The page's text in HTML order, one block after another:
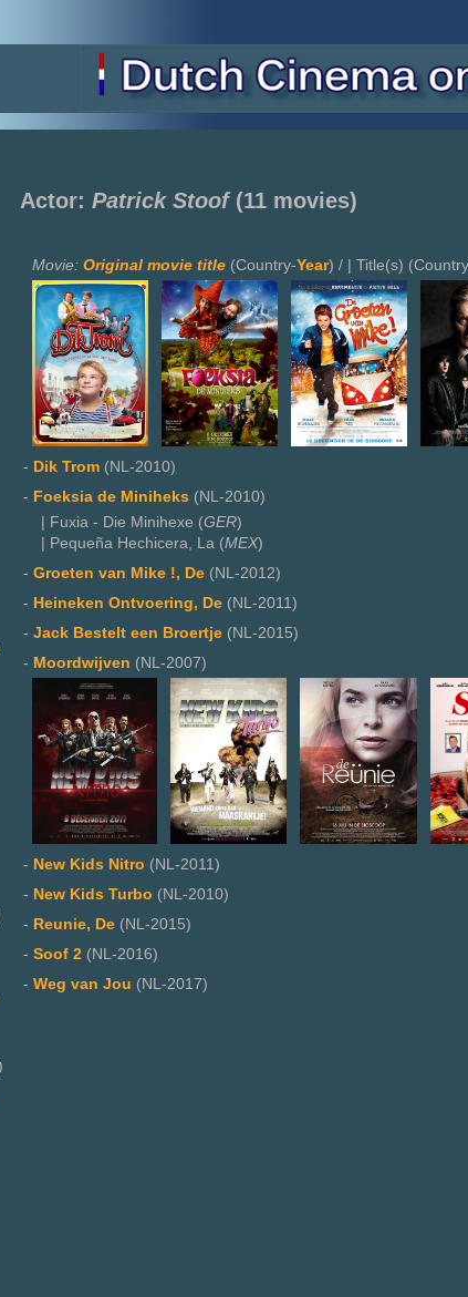
Actor: Patrick Stoof(11 movies)
Movie: Original movie title (Country-Year) / | Title(s)
- Dik Trom (NL-2010)
- Foeksia de Miniheks (NL-2010)
| Fuxia - Die Minihexe (GER)
| Pequeña Hechicera, La (MEX)
- Groeten van Mike !, De (NL-2012)
- Heineken Ontvoering, De (NL-2011)
- Jack Bestelt een Broertje (NL-2015)
- Moordwijven (NL-2007)
- New Kids Nitro (NL-2011)
- New Kids Turbo (NL-2010)
- Reunie, De (NL-2015)
- Soof 2 (NL-2016)
- Weg van Jou (NL-2017)